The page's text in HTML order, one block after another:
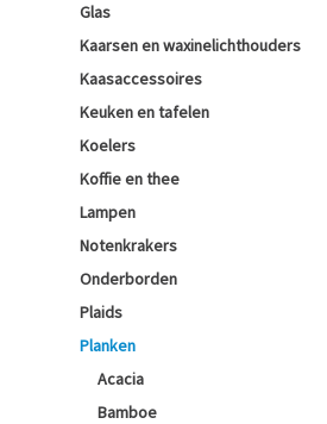
Glas
Kaarsen en waxinelichthouders
Kaasaccessoires
Keuken en tafelen
Koelers
Koffie en thee
Lampen
Notenkrakers
Onderborden
Plaids
Planken
Acacia
Bamboe